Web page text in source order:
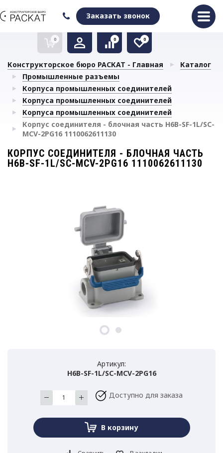
Заказать звонок
0
Очистить список сравнения
0
Очистить избранное
0
Конструкторское бюро РАСКАТ - Главная
Каталог
Промышленные разъемы
Корпуса промышленных соединителей
Корпуса промышленных соединителей
Корпуса промышленных соединителей
Корпус соединителя - блочная часть H6B-SF-1L/SC-
MCV-2PG16 1110062611130
КОРПУС СОЕДИНИТЕЛЯ - БЛОЧНАЯ ЧАСТЬ
H6B-SF-1L/SC-MCV-2PG16 1110062611130
Артикул:
H6B-SF-1L/SC-MCV-2PG16
Доступно для заказа